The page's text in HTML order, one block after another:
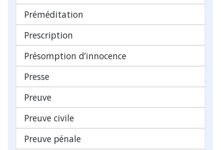
Préméditation
Prescription
Présomption d’innocence
Presse
Preuve
Preuve civile
Preuve pénale